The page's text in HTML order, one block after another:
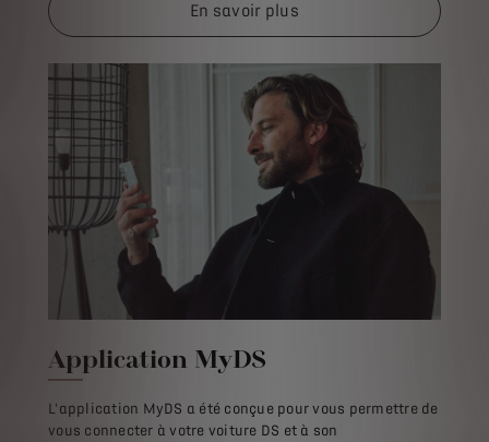
En savoir plus
Application MyDS
L'application MyDS a été conçue pour vous permettre de
vous connecter à votre voiture DS et à son